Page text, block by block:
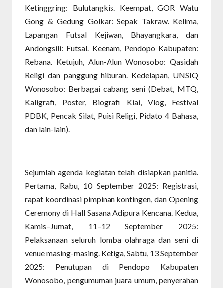
Ketinggring: Bulutangkis. Keempat, GOR Watu
Gong & Gedung Golkar: Sepak Takraw. Kelima,
Lapangan Futsal Kejiwan, Bhayangkara, dan
Andongsili: Futsal. Keenam, Pendopo Kabupaten:
Rebana. Ketujuh, Alun-Alun Wonosobo: Qasidah
Religi dan panggung hiburan. Kedelapan, UNSIQ
Wonosobo: Berbagai cabang seni (Debat, MTQ,
Kaligrafi, Poster, Biografi Kiai, Vlog, Festival
PDBK, Pencak Silat, Puisi Religi, Pidato 4 Bahasa,
dan lain-lain).
Sejumlah agenda kegiatan telah disiapkan panitia.
Pertama, Rabu, 10 September 2025: Registrasi,
rapat koordinasi pimpinan kontingen, dan Opening
Ceremony di Hall Sasana Adipura Kencana. Kedua,
Kamis–Jumat, 11–12 September 2025:
Pelaksanaan seluruh lomba olahraga dan seni di
venue masing-masing. Ketiga, Sabtu, 13 September
2025: Penutupan di Pendopo Kabupaten
Wonosobo, pengumuman juara umum, penyerahan